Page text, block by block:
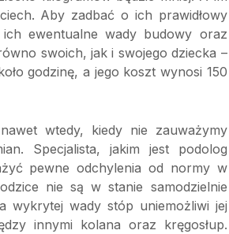
Aby zadbać o ich prawidłowy
ewentualne wady budowy oraz
swoich, jak i swojego dziecka –
godzinę, a jego koszt wynosi 150
wtedy, kiedy nie zauważymy
Specjalista, jakim jest podolog
pewne odchylenia od normy w
nie są w stanie samodzielnie
wykrytej wady stóp uniemożliwi jej
innymi kolana oraz kręgosłup.